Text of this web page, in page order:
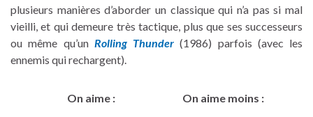
plusieurs manières d’aborder un classique qui n’a pas si mal
vieilli, et qui demeure très tactique, plus que ses successeurs
ou même qu’un Rolling Thunder (1986) parfois (avec les
ennemis qui rechargent).
On aime : On aime moins :